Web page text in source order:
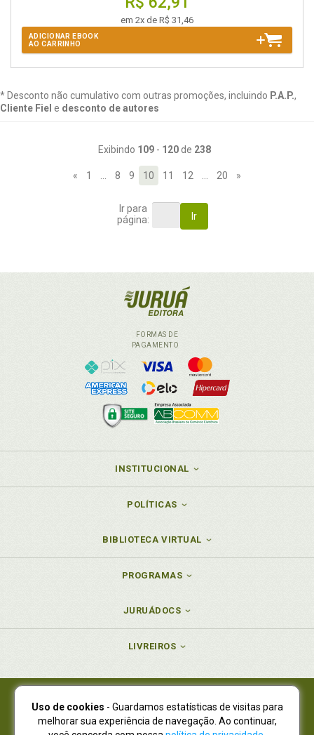
em 2x de R$ 31,46
ADICIONAR EBOOK
AO CARRINHO
* Desconto não cumulativo com outras promoções, incluindo P.A.P.,
Cliente Fiel e desconto de autores
Exibindo 109- 120de 238
« 1 8 9 10 11 12 20 »
Ir para
página:
Ir
FORMAS DE
PAGAMENTO
INSTITUCIONAL
POLÍTICAS
BIBLIOTECA VIRTUAL
PROGRAMAS
JURUÁDOCS
LIVREIROS
Juruá Editora Ltda., CNPJ 77.535.508/0001-19
Juruá Informática Ltda., CNPJ 01.701.561/0001-80
Uso de cookies - Guardamos estatísticas de visitas para
melhorar sua experiência de navegação. Ao continuar,